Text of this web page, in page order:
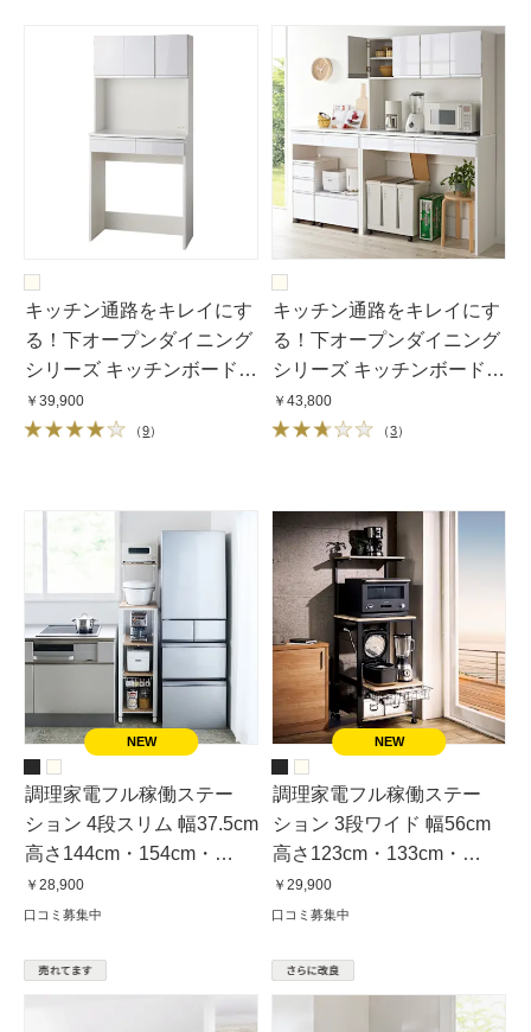
キッチン通路をキレイにす
る！下オープンダイニング
シリーズ キッチンボード・
幅90cm高さ190cm
￥39,900
（9）
キッチン通路をキレイにす
る！下オープンダイニング
シリーズ キッチンボード・
幅120cm高さ190cm
￥43,800
（3）
調理家電フル稼働ステー
ション 4段スリム 幅37.5cm
高さ144cm・154cm・
164cm・174cm
￥28,900
口コミ募集中
調理家電フル稼働ステー
ション 3段ワイド 幅56cm
高さ123cm・133cm・
143cm・153cm
￥29,900
口コミ募集中